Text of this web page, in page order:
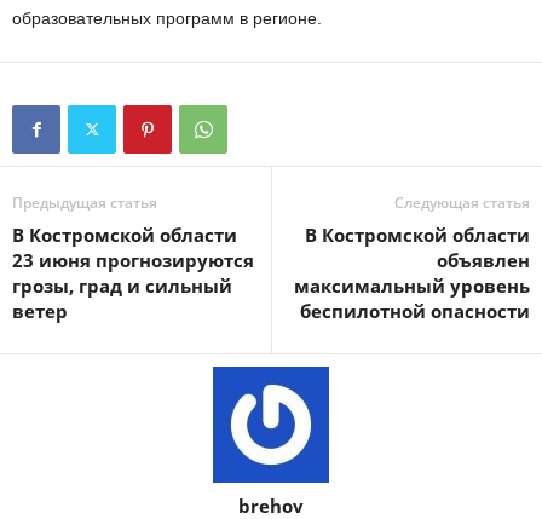
образовательных программ в регионе.
Предыдущая статья
В Костромской области
23 июня прогнозируются
грозы, град и сильный
ветер
Следующая статья
В Костромской области
объявлен
максимальный уровень
беспилотной опасности
brehov